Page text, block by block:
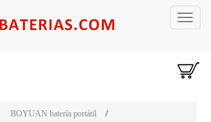
Toggle
BOYUAN batería portátil /